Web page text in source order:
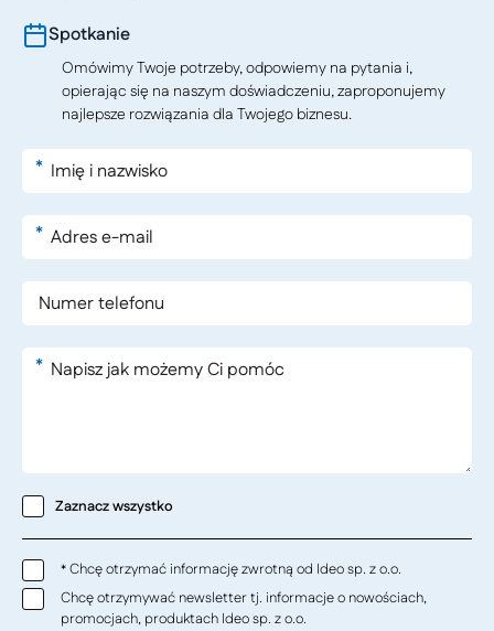
Spotkanie
Omówimy Twoje potrzeby, odpowiemy na pytania i,
opierając się na naszym doświadczeniu, zaproponujemy
najlepsze rozwiązania dla Twojego biznesu.
*
*
*
Zaznacz wszystko
*Chcę otrzymać informację zwrotną od Ideo sp. z o.o.
Chcę otrzymywać newsletter tj. informacje o nowościach,
promocjach, produktach Ideo sp. z o.o.